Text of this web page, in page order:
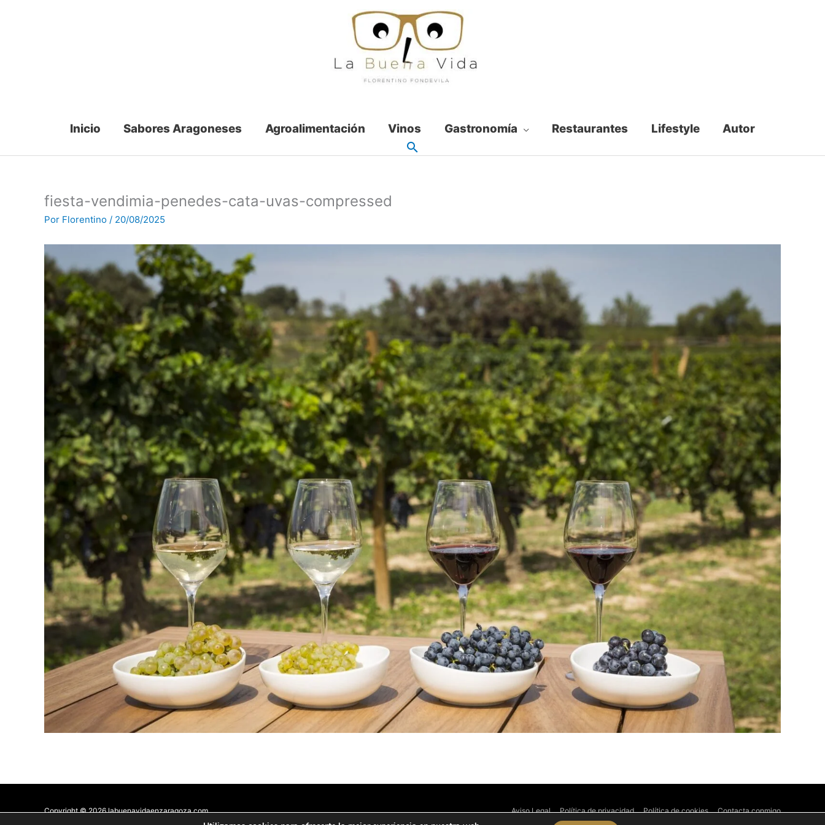
Inicio Sabores Aragoneses Agroalimentación Vinos Gastronomía Restaurantes Lifestyle Autor
fiesta-vendimia-penedes-cata-uvas-compressed
Por Florentino / 20/08/2025
Copyright © 2026 labuenavidaenzaragoza.com
Aviso Legal Política de privacidad Política de cookies Contacta conmigo